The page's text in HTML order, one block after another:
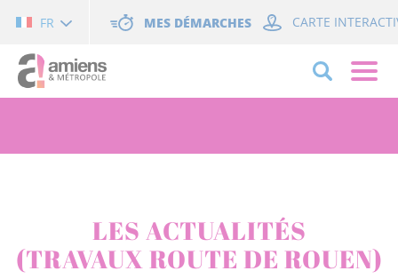
FR MES DÉMARCHES CARTE
LES ACTUALITÉS
(TRAVAUX ROUTE DE ROUEN)